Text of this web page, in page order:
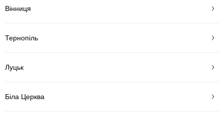
Вінниця
Тернопіль
Луцьк
Біла Церква